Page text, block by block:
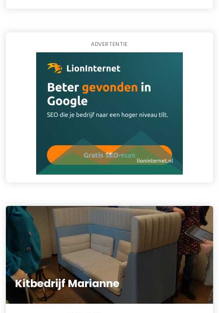
ADVERTENTIE
Kitbedrijf Marianne